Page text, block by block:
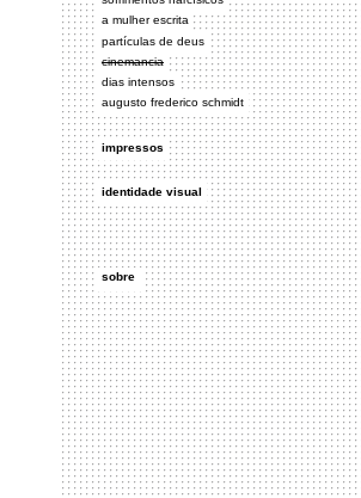
a mulher escrita
partículas de deus
cinemancia
dias intensos
augusto frederico schmidt
impressos
identidade visual
sobre